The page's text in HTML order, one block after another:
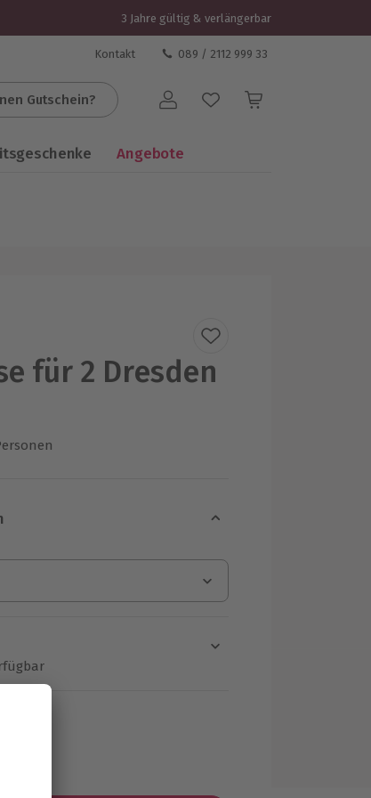
3 Jahre gültig & verlängerbar
Kontakt 089 / 2112 999 33
Gutschein? Benutzerkonto
Angebote
für 2 Dresden